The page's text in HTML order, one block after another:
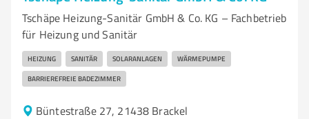
Tschäpe Heizung-Sanitär GmbH & Co. KG – Fachbetrieb
für Heizung und Sanitär
HEIZUNG SANITÄR SOLARANLAGEN WÄRMEPUMPE
BARRIEREFREIE BADEZIMMER
Büntestraße 27, 21438 Brackel